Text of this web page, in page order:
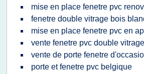
mise en place fenetre pvc
fenetre double vitrage bois
mise en place fenetre pvc en
vente fenetre pvc double vitrage
vente de porte fenetre
porte et fenetre pvc belgique